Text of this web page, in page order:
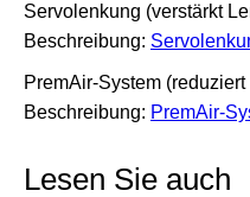
Servolenkung (verstärkt
Beschreibung:
PremAir-System (reduziert
Beschreibung: PremAir-
Lesen Sie auch